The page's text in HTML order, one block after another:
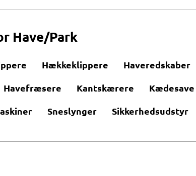
Have/Park
Hækkeklippere Haveredskaber
Havefræsere Kantskærere Kædesave
Sneslynger Sikkerhedsudstyr